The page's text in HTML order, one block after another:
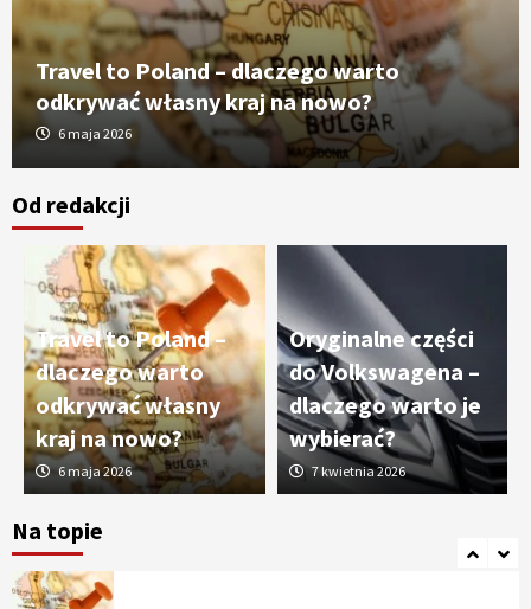
Travel to Poland – dlaczego warto
odkrywać własny kraj na nowo?
6 maja 2026
Od redakcji
Travel to Poland –
dlaczego warto
odkrywać własny
kraj na nowo?
6 maja 2026
Oryginalne części
do Volkswagena –
dlaczego warto je
wybierać?
7 kwietnia 2026
Na topie
3
nowoczesne technologie precyzyjnej
obróbki materiałów
4
Czy sztuczna inteligencja wyprze pracę
geodety w przyszłości?
5
Tworzenie aplikacji internetowych – jak